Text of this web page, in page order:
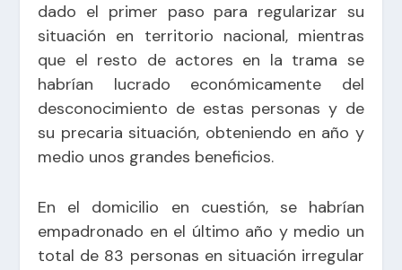
dado el primer paso para regularizar su
situación en territorio nacional, mientras
que el resto de actores en la trama se
habrían lucrado económicamente del
desconocimiento de estas personas y de
su precaria situación, obteniendo en año y
medio unos grandes beneficios.
En el domicilio en cuestión, se habrían
empadronado en el último año y medio un
total de 83 personas en situación irregular